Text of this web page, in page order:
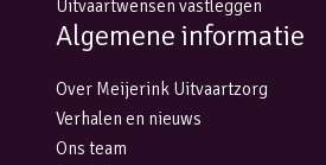
Uitvaartwensen vastleggen
Algemene informatie
Over Meijerink Uitvaartzorg
Verhalen en nieuws
Ons team